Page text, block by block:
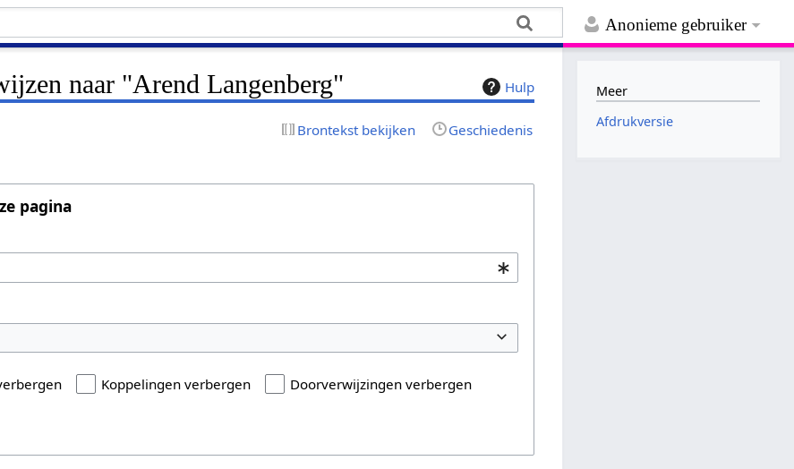
Anonieme gebruiker
Hulp
naar "Arend Langenberg"
Brontekst bekijken Geschiedenis
pagina
Koppelingen verbergen Doorverwijzingen verbergen
Meer
Afdrukversie